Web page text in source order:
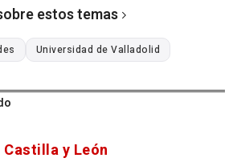
estos temas
Universidad de Valladolid
y León